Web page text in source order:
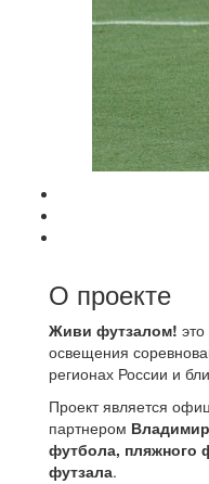
О проекте
Живи футзалом!
освещения
регионах России и
Проект является
партнером
футбола, пляжного
футзала.